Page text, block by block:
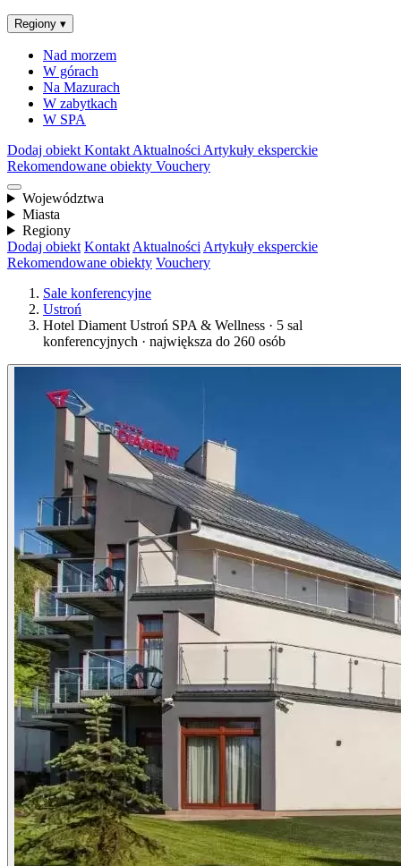
Regiony ▾
Nad morzem
W górach
Na Mazurach
W zabytkach
W SPA
Dodaj obiekt Kontakt Aktualności Artykuły eksperckie
Rekomendowane obiekty Vouchery
Województwa
Miasta
Regiony
Dodaj obiekt Kontakt Aktualności Artykuły eksperckie
Rekomendowane obiekty Vouchery
Sale konferencyjne
Ustroń
Hotel Diament Ustroń SPA & Wellness · 5 sal
konferencyjnych · największa do 260 osób